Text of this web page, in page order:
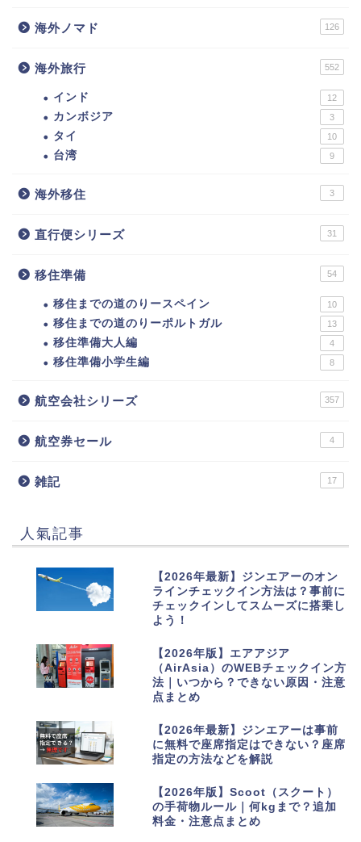
海外ノマド 126
海外旅行 552
インド 12
カンボジア 3
タイ 10
台湾 9
海外移住 3
直行便シリーズ 31
移住準備 54
移住までの道のりースペイン 10
移住までの道のりーポルトガル 13
移住準備大人編 4
移住準備小学生編 8
航空会社シリーズ 357
航空券セール 4
雑記 17
人氣記事
【2026年最新】ジンエアーのオン
ラインチェックイン方法は？事前に
チェックインしてスムーズに搭乗し
よう！
【2026年版】エアアジア
（AirAsia）のWEBチェックイン方
法｜いつから？できない原因・注意
点まとめ
【2026年最新】ジンエアーは事前
に無料で座席指定はできない？座席
指定の方法などを解説
【2026年版】Scoot（スクート）
の手荷物ルール｜何kgまで？追加
料金・注意点まとめ